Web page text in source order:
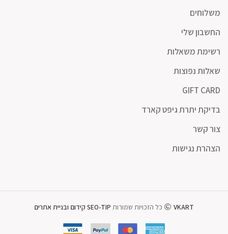
משלוחים
החשבון שלי
רשימת משאלות
שאלות נפוצות
GIFT CARD
בדיקת יתרת גיפט קארד
צור קשר
הצהרת נגישות
VKART כל הזכויות שמורות SEO-TIP קידום ובניית אתרים